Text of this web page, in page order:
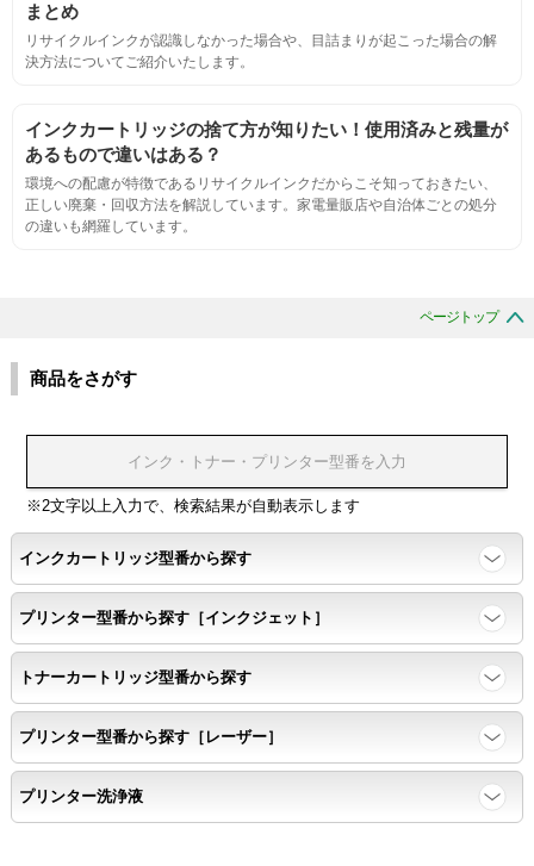
サンプルシートを印刷し、直接においを嗅ぐ。
互換性
互換性テスト用のサンプルを印刷する。
浸透性テスト用のサンプルを印刷する。
任意の色を背景として使用し、
背景と違う色で8号サイズのArialフォントで
鮮明に印刷できること。
速乾性
互換性テストサンプルを5ページ連続印刷する。
前のページのインクが
次のページの裏面に染み込まない。
まとめ
リサイクルインクが認識しなかった場合や、目詰まりが起こった場合の解
決方法についてご紹介いたします。
インクカートリッジの捨て方が知りたい！使用済みと残量が
あるもので違いはある？
環境への配慮が特徴であるリサイクルインクだからこそ知っておきたい、
正しい廃棄・回収方法を解説しています。家電量販店や自治体ごとの処分
の違いも網羅しています。
ページトップ
商品をさがす
※2文字以上入力で、検索結果が自動表示します
インクカートリッジ型番から探す
プリンター型番から探す［インクジェット］
トナーカートリッジ型番から探す
プリンター型番から探す［レーザー］
プリンター洗浄液